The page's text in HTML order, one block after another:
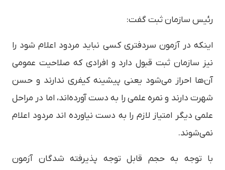
رئیس سازمان ثبت گفت:
اینکه در آزمون سردفتری کسی نباید مردود اعلام شود را
نیز سازمان ثبت قبول دارد و افرادی که صلاحیت عمومی
آن‌ها احراز می‌شود یعنی پیشینه کیفری ندارند و حسن
شهرت دارند و نمره علمی را به دست آورده‌اند، اما در مراحل
علمی دیگر امتیاز لازم را به دست نیاورده اند مردود اعلام
نمی‌شوند.
با توجه به حجم قابل توجه پذیرفته شدگان آزمون